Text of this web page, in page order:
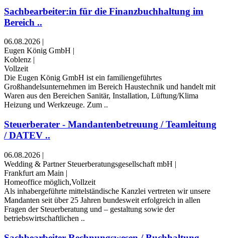
Sachbearbeiter:in für die Finanzbuchhaltung im
Bereich ..
06.08.2026 |
Eugen König GmbH |
Koblenz |
Vollzeit
Die Eugen König GmbH ist ein familiengeführtes
Großhandelsunternehmen im Bereich Haustechnik und handelt mit
Waren aus den Bereichen Sanitär, Installation, Lüftung/Klima
Heizung und Werkzeuge. Zum ..
Steuerberater - Mandantenbetreuung / Teamleitung
/ DATEV ..
06.08.2026 |
Wedding & Partner Steuerberatungsgesellschaft mbH |
Frankfurt am Main |
Homeoffice möglich,Vollzeit
Als inhabergeführte mittelständische Kanzlei vertreten wir unsere
Mandanten seit über 25 Jahren bundesweit erfolgreich in allen
Fragen der Steuerberatung und – gestaltung sowie der
betriebswirtschaftlichen ..